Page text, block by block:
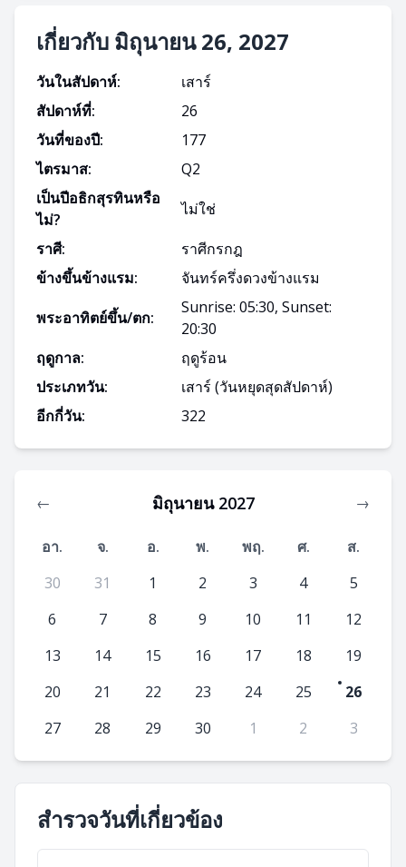
เกี่ยวกับ มิถุนายน 26, 2027
วันในสัปดาห์:
เสาร์
สัปดาห์ที่:
26
วันที่ของปี:
177
ไตรมาส:
Q2
เป็นปีอธิกสุรทินหรือ
ไม่?
ไม่ใช่
ราศี:
ราศีกรกฎ
ข้างขึ้นข้างแรม:
จันทร์ครึ่งดวงข้างแรม
พระอาทิตย์ขึ้น/ตก:
Sunrise: 05:30, Sunset:
20:30
ฤดูกาล:
ฤดูร้อน
ประเภทวัน:
เสาร์ (วันหยุดสุดสัปดาห์)
อีกกี่วัน:
322
← มิถุนายน 2027 →
อา. จ. อ. พ. พฤ. ศ.
ส.
30
31 1 2 3 4
5
6
7 8 9 10 11
12
13
14 15 16 17 18
19
20
21 22 23 24 25
26
27
28 29 30 1 2 3
สำรวจวันที่เกี่ยวข้อง